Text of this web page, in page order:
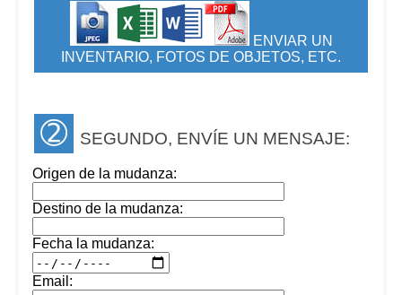
ENVIAR UN
INVENTARIO, FOTOS DE OBJETOS, ETC.
➁ SEGUNDO, ENVÍE UN MENSAJE:
Origen de la mudanza:
Destino de la mudanza:
Fecha la mudanza:
Email: